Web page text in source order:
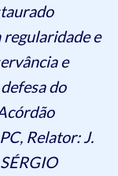
e
e
do
Relator: J.